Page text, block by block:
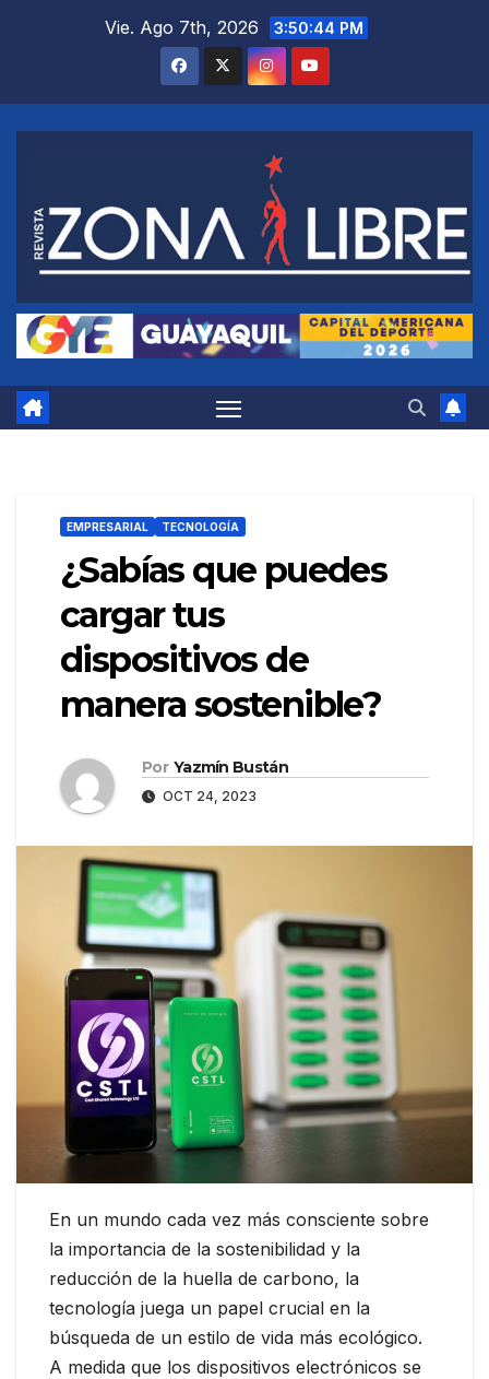
Vie. Ago 7th, 2026 3:50:44 PM
EMPRESARIAL TECNOLOGÍA
¿Sabías que puedes
cargar tus
dispositivos de
manera sostenible?
Por Yazmín Bustán
OCT 24, 2023
En un mundo cada vez más consciente sobre
la importancia de la sostenibilidad y la
reducción de la huella de carbono, la
tecnología juega un papel crucial en la
búsqueda de un estilo de vida más ecológico.
A medida que los dispositivos electrónicos se